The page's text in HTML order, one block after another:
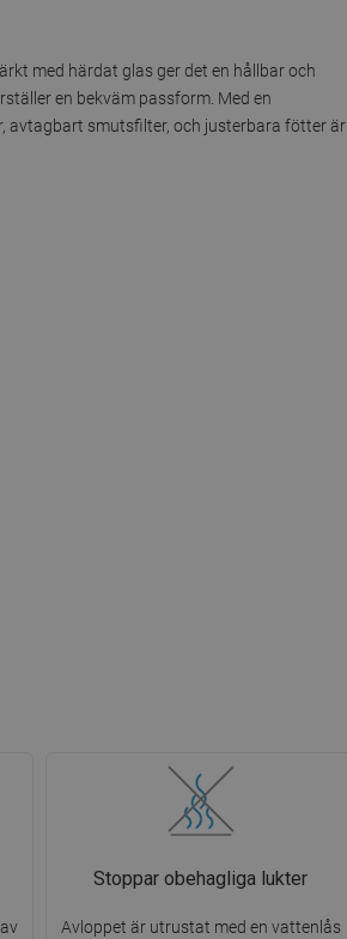
med härdat glas ger det en hållbar och
en bekväm passform. Med en
avtagbart smutsfilter, och justerbara fötter är
Stoppar obehagliga lukter
Avloppet är utrustat med en vattenlås